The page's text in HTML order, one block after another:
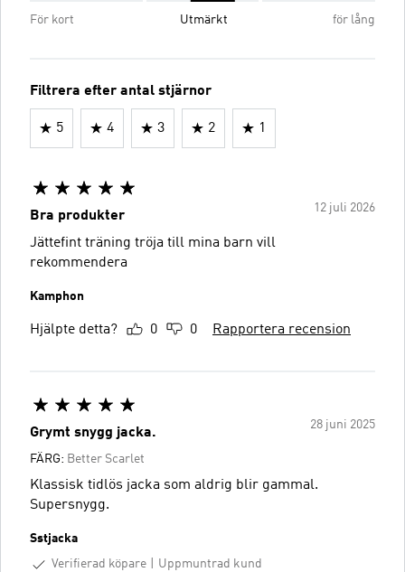
För kort Utmärkt för lång
Filtrera efter antal stjärnor
5 4 3 2 1
12 juli 2026
Bra produkter
Jättefint träning tröja till mina barn vill
rekommendera
Kamphon
Hjälpte detta? 0 0 Rapportera recension
28 juni 2025
Grymt snygg jacka.
FÄRG: Better Scarlet
Klassisk tidlös jacka som aldrig blir gammal.
Supersnygg.
Sstjacka
Verifierad köpare
Uppmuntrad kund